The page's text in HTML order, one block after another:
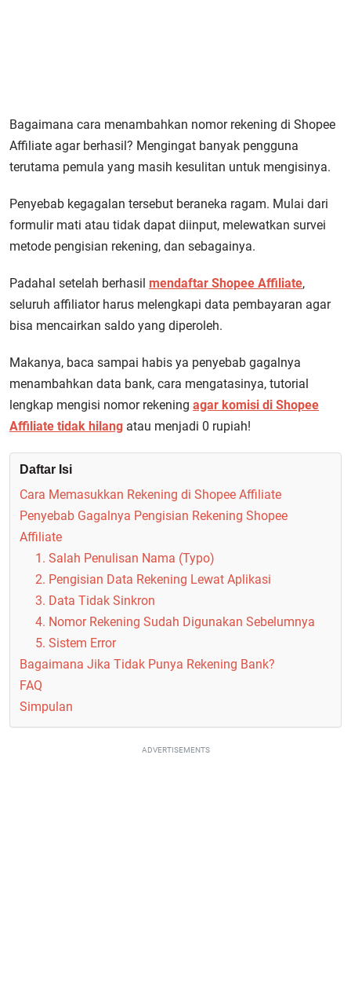
Bagaimana cara menambahkan nomor rekening di Shopee
Affiliate agar berhasil? Mengingat banyak pengguna
terutama pemula yang masih kesulitan untuk mengisinya.
Penyebab kegagalan tersebut beraneka ragam. Mulai dari
formulir mati atau tidak dapat diinput, melewatkan survei
metode pengisian rekening, dan sebagainya.
Padahal setelah berhasil mendaftar Shopee Affiliate,
seluruh affiliator harus melengkapi data pembayaran agar
bisa mencairkan saldo yang diperoleh.
Makanya, baca sampai habis ya penyebab gagalnya
menambahkan data bank, cara mengatasinya, tutorial
lengkap mengisi nomor rekening agar komisi di Shopee
Affiliate tidak hilang atau menjadi 0 rupiah!
Daftar Isi
Cara Memasukkan Rekening di Shopee Affiliate
Penyebab Gagalnya Pengisian Rekening Shopee
Affiliate
1. Salah Penulisan Nama (Typo)
2. Pengisian Data Rekening Lewat Aplikasi
3. Data Tidak Sinkron
4. Nomor Rekening Sudah Digunakan Sebelumnya
5. Sistem Error
Bagaimana Jika Tidak Punya Rekening Bank?
FAQ
Simpulan
ADVERTISEMENTS